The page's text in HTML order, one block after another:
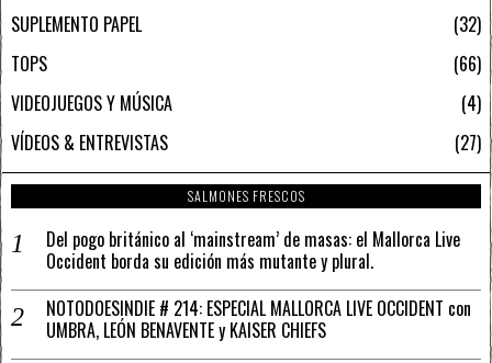
SUPLEMENTO PAPEL
32
TOPS
66
VIDEOJUEGOS Y MÚSICA
4
VÍDEOS & ENTREVISTAS
27
SALMONES FRESCOS
Del pogo británico al ‘mainstream’ de masas: el Mallorca Live
Occident borda su edición más mutante y plural.
NOTODOESINDIE # 214: ESPECIAL MALLORCA LIVE OCCIDENT con
UMBRA, LEÓN BENAVENTE y KAISER CHIEFS